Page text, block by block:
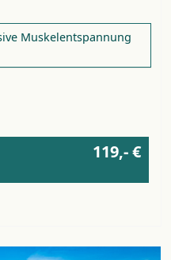
Muskelentspannung
119,- €